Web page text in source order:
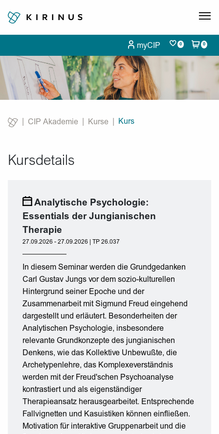
myCIP 0 0
CIP Akademie Kurse
Current:
Kurs
Kursdetails
Analytische Psychologie:
Essentials der Jungianischen
Therapie
27.09.2026 - 27.09.2026 | TP 26.037
In diesem Seminar werden die Grundgedanken
Carl Gustav Jungs vor dem sozio-kulturellen
Hintergrund seiner Epoche und der
Zusammenarbeit mit Sigmund Freud eingehend
dargestellt und erläutert. Besonderheiten der
Analytischen Psychologie, insbesondere
relevante Grundkonzepte des jungianischen
Denkens, wie das Kollektive Unbewußte, die
Archetypenlehre, das Komplexeverständnis
werden mit der Freud'schen Psychoanalyse
kontrastiert und als eigenständiger
Therapieansatz herausgearbeitet. Entsprechende
Fallvignetten und Kasuistiken können einfließen.
Motivation für interaktive Gruppenarbeit und die